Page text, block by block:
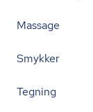
Massage
Smykker
Tegning